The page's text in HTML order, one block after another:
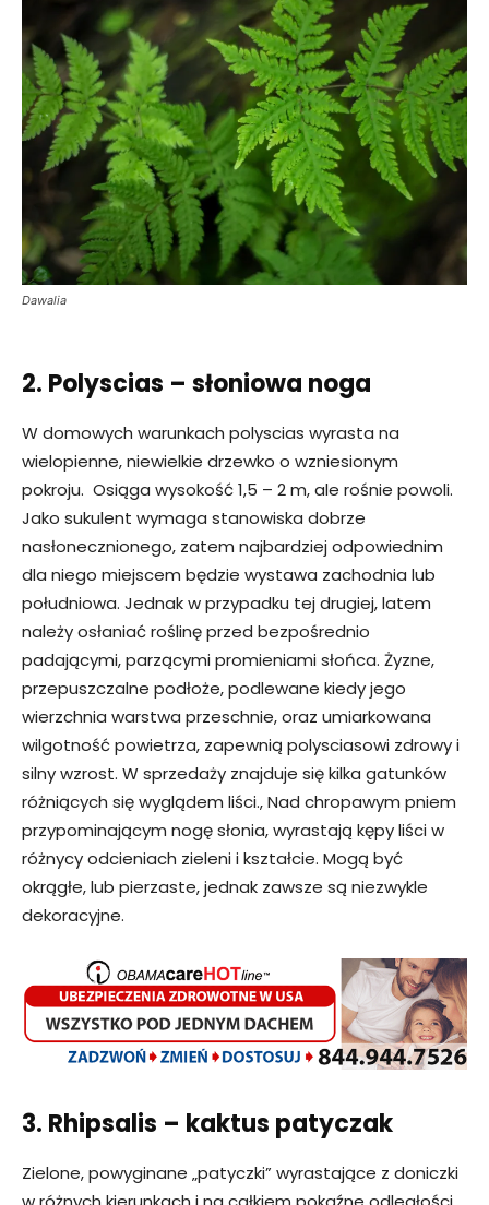
Dawalia
2. Polyscias – słoniowa noga
W domowych warunkach polyscias wyrasta na
wielopienne, niewielkie drzewko o wzniesionym
pokroju. Osiąga wysokość 1,5 – 2 m, ale rośnie powoli.
Jako sukulent wymaga stanowiska dobrze
nasłonecznionego, zatem najbardziej odpowiednim
dla niego miejscem będzie wystawa zachodnia lub
południowa. Jednak w przypadku tej drugiej, latem
należy osłaniać roślinę przed bezpośrednio
padającymi, parzącymi promieniami słońca. Żyzne,
przepuszczalne podłoże, podlewane kiedy jego
wierzchnia warstwa przeschnie, oraz umiarkowana
wilgotność powietrza, zapewnią polysciasowi zdrowy i
silny wzrost. W sprzedaży znajduje się kilka gatunków
różniących się wyglądem liści., Nad chropawym pniem
przypominającym nogę słonia, wyrastają kępy liści w
różnycy odcieniach zieleni i kształcie. Mogą być
okrągłe, lub pierzaste, jednak zawsze są niezwykle
dekoracyjne.
3. Rhipsalis – kaktus patyczak
Zielone, powyginane „patyczki” wyrastające z doniczki